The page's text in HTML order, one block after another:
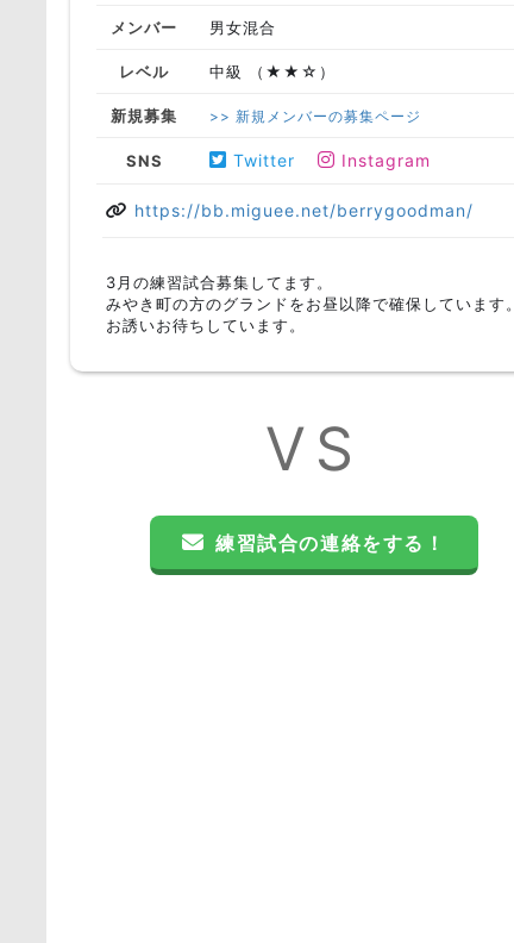
メンバー 男女混合
レベル 中級 （★★☆）
新規募集 >> 新規メンバーの募集ページ
SNS Twitter Instagram
https://bb.miguee.net/berrygoodman/
3月の練習試合募集してます。
みやき町の方のグランドをお昼以降で確保しています。
お誘いお待ちしています。
VS
練習試合の連絡をする！